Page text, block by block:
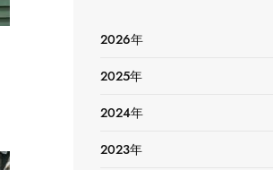
2026年
2025年
2024年
2023年